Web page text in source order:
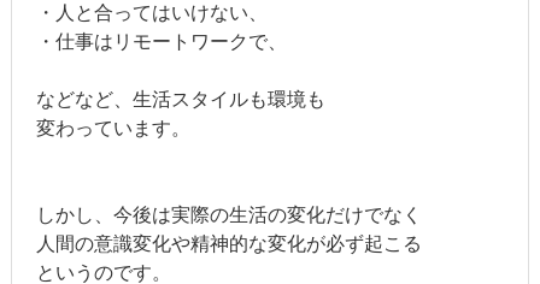
・人と合ってはいけない、
・仕事はリモートワークで、
などなど、生活スタイルも環境も
変わっています。
しかし、今後は実際の生活の変化だけでなく
人間の意識変化や精神的な変化が必ず起こる
というのです。